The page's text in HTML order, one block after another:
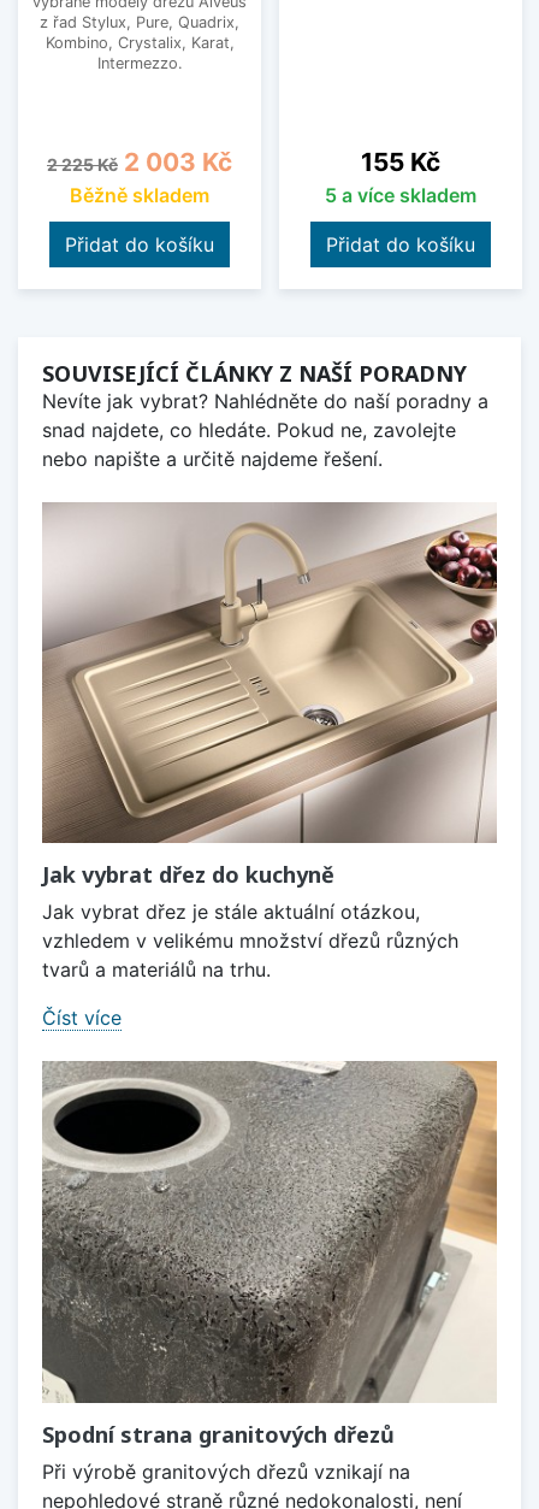
z řad Stylux, Pure, Quadrix,
Kombino, Crystalix, Karat,
Intermezzo.
Běžná cena
2 225 Kč Cena
2 003 Kč
Běžně skladem
Přidat do košíku
Cena
155 Kč
5 a více skladem
Přidat do košíku
SOUVISEJÍCÍ ČLÁNKY Z NAŠÍ PORADNY
Nevíte jak vybrat? Nahlédněte do naší poradny a
snad najdete, co hledáte. Pokud ne, zavolejte
nebo napište a určitě najdeme řešení.
Jak vybrat dřez do kuchyně
Jak vybrat dřez je stále aktuální otázkou,
vzhledem v velikému množství dřezů různých
tvarů a materiálů na trhu.
Číst více
Spodní strana granitových dřezů
Při výrobě granitových dřezů vznikají na
nepohledové straně různé nedokonalosti, není